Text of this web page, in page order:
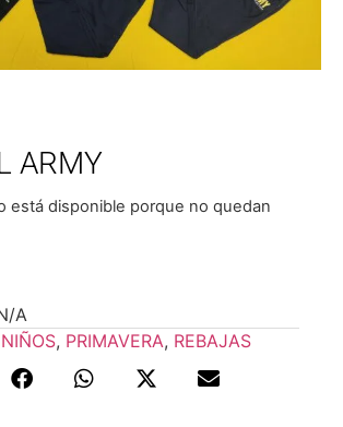
ARMY
está disponible porque no quedan
A
NIÑOS, PRIMAVERA, REBAJAS